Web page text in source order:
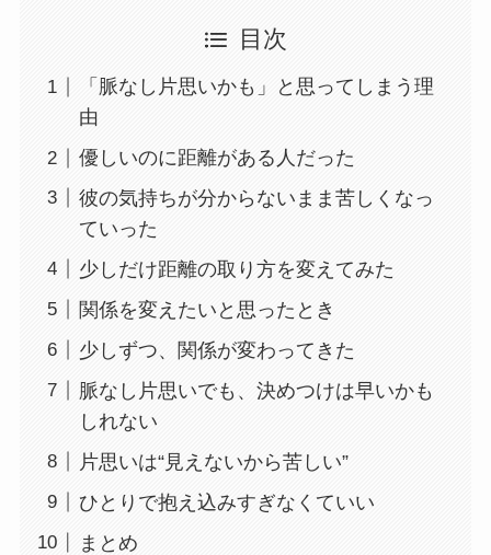
目次
「脈なし片思いかも」と思ってしまう理
由
優しいのに距離がある人だった
彼の気持ちが分からないまま苦しくなっ
ていった
少しだけ距離の取り方を変えてみた
関係を変えたいと思ったとき
少しずつ、関係が変わってきた
脈なし片思いでも、決めつけは早いかも
しれない
片思いは“見えないから苦しい”
ひとりで抱え込みすぎなくていい
まとめ